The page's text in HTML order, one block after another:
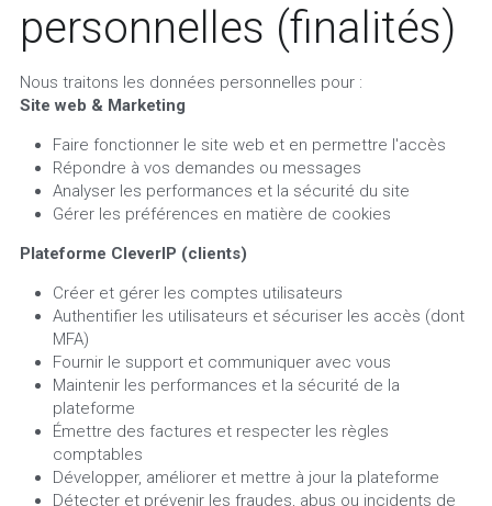
personnelles (finalités)
Nous traitons les données personnelles pour :
Site web & Marketing
Faire fonctionner le site web et en permettre l'accès
Répondre à vos demandes ou messages
Analyser les performances et la sécurité du site
Gérer les préférences en matière de cookies
Plateforme CleverIP (clients)
Créer et gérer les comptes utilisateurs
Authentifier les utilisateurs et sécuriser les accès (dont
MFA)
Fournir le support et communiquer avec vous
Maintenir les performances et la sécurité de la
plateforme
Émettre des factures et respecter les règles
comptables
Développer, améliorer et mettre à jour la plateforme
Détecter et prévenir les fraudes, abus ou incidents de